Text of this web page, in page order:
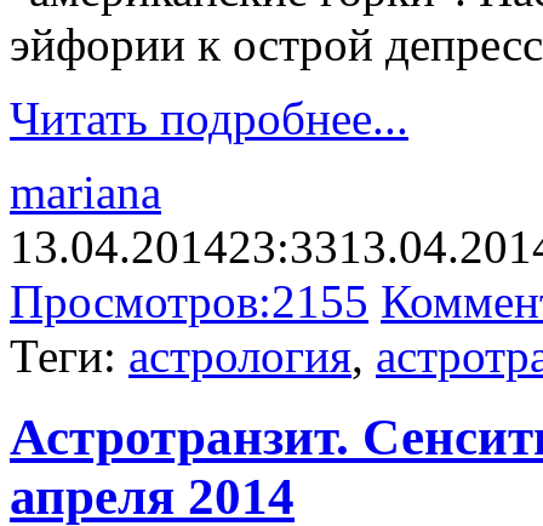
эйфории к острой
Читать подробнее...
mariana
13.04.201423:33
Просмотров:2155
Теги: астрология,
Астротранзит.
апреля 2014